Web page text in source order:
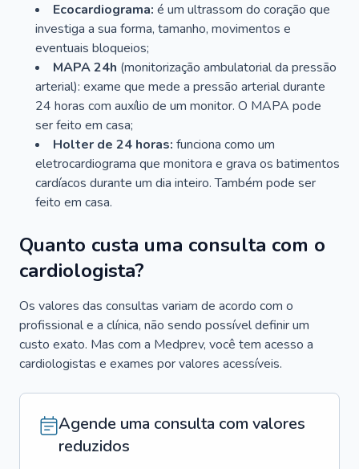
Ecocardiograma: é um ultrassom do coração que
investiga a sua forma, tamanho, movimentos e
eventuais bloqueios;
MAPA 24h (monitorização ambulatorial da pressão
arterial): exame que mede a pressão arterial durante
24 horas com auxílio de um monitor. O MAPA pode
ser feito em casa;
Holter de 24 horas: funciona como um
eletrocardiograma que monitora e grava os batimentos
cardíacos durante um dia inteiro. Também pode ser
feito em casa.
Quanto custa uma consulta com o
cardiologista?
Os valores das consultas variam de acordo com o
profissional e a clínica, não sendo possível definir um
custo exato. Mas com a Medprev, você tem acesso a
cardiologistas e exames por valores acessíveis.
Agende uma consulta com valores
reduzidos